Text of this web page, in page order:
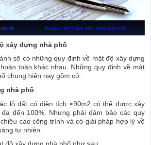
xây dựng nhà phố
sẽ có những quy định về mật độ xây dựng
toàn khác nhau. Những quy định về mật
chung hiện nay gồm có:
nhà phố
lô đất có diện tích ≤90m2 có thể được xây
đến 100%. Nhưng phải đảm bảo các quy
cao công trình và có giải pháp hợp lý về
tự nhiên.